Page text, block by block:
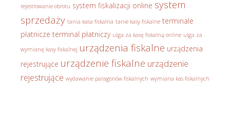
rejestrowanie obrotu system fiskalizacji online system
sprzedaży tania kasa fiskalna tanie kasy fiskalne terminale
płatnicze terminal płatniczy ulga za kasę fiskalną online ulga za
wymianę kasy fiskalnej urządzenia fiskalne urządzenia
rejestrujące urządzenie fiskalne urządzenie
rejestrujące wydawanie paragonów fiskalnych wymiana kas fiskalnych